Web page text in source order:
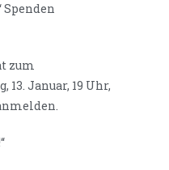
zum
Januar, 19 Uhr,